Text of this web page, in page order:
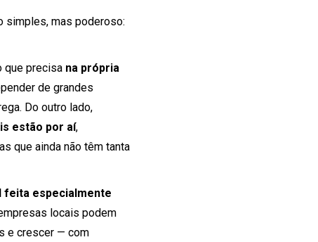
simples, mas poderoso:
que precisa na própria
de grandes
Do outro lado,
estão por aí,
que ainda não têm tanta
feita especialmente
locais podem
e crescer — com